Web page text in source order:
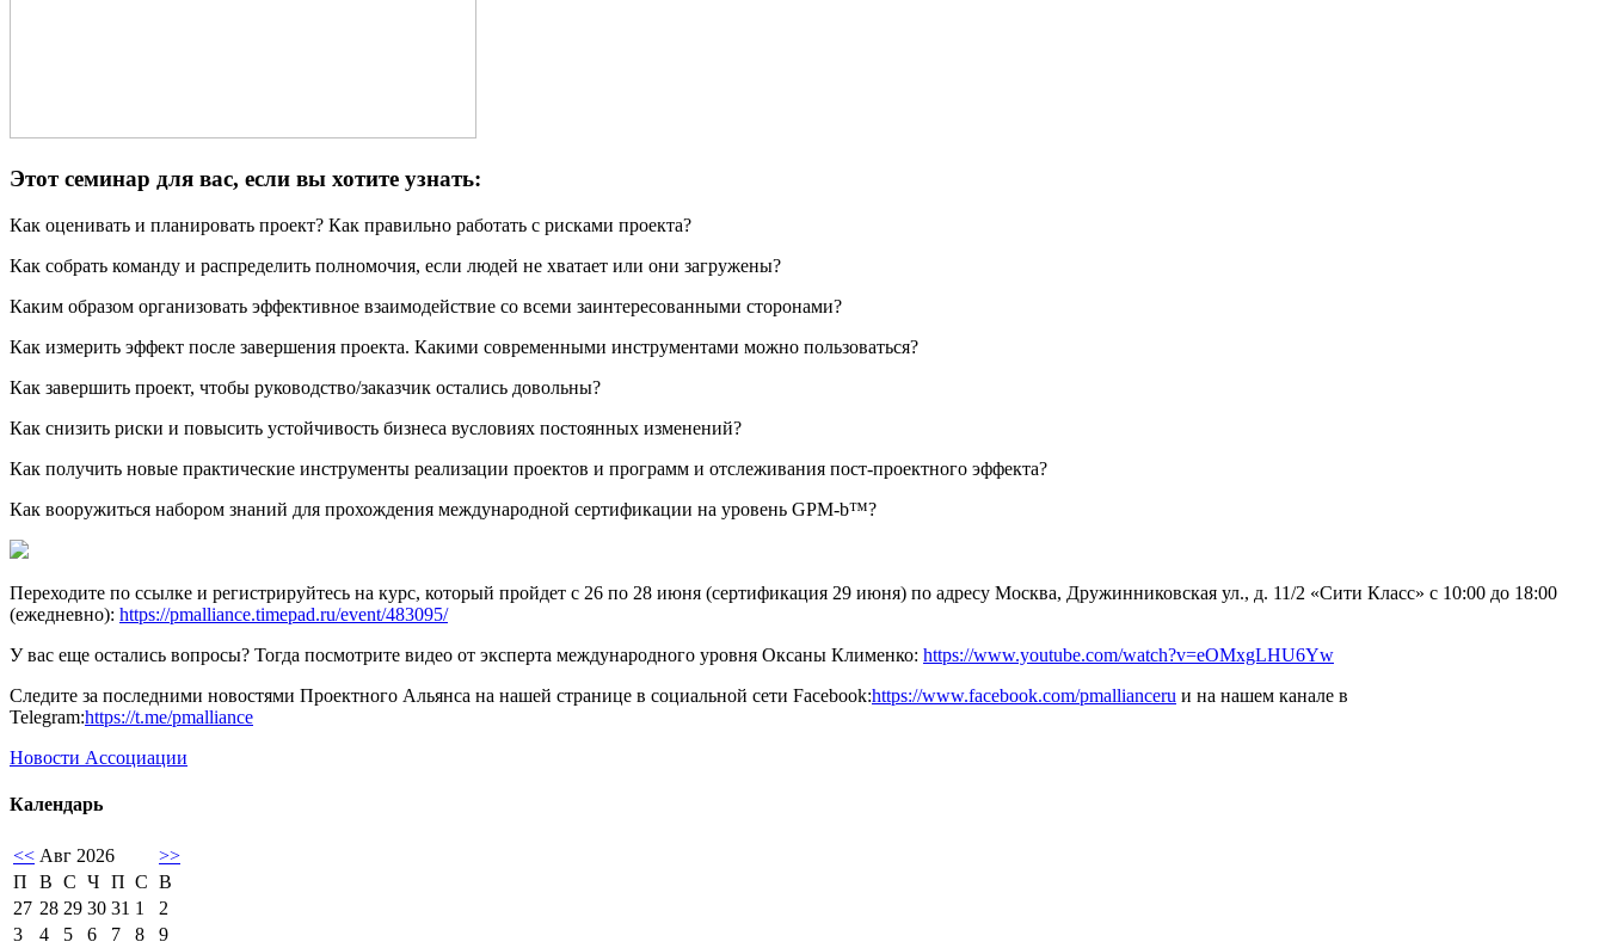
Этот семинар для вас, если вы хотите узнать:
Как оценивать и планировать проект? Как правильно работать с рисками проекта?
Как собрать команду и распределить полномочия, если людей не хватает или они загружены?
Каким образом организовать эффективное взаимодействие со всеми заинтересованными сторонами?
Как измерить эффект после завершения проекта. Какими современными инструментами можно пользоваться?
Как завершить проект, чтобы руководство/заказчик остались довольны?
Как снизить риски и повысить устойчивость бизнеса вусловиях постоянных изменений?
Как получить новые практические инструменты реализации проектов и программ и отслеживания пост-проектного эффекта?
Как вооружиться набором знаний для прохождения международной сертификации на уровень GPM-b™?
Переходите по ссылке и регистрируйтесь на курс, который пройдет с 26 по 28 июня (сертификация 29 июня) по адресу Москва, Дружинниковская ул., д. 11/2 «Сити Класс» с 10:00 до 18:00
(ежедневно): https://pmalliance.timepad.ru/event/483095/
У вас еще остались вопросы? Тогда посмотрите видео от эксперта международного уровня Оксаны Клименко: https://www.youtube.com/watch?v=eOMxgLHU6Yw
Следите за последними новостями Проектного Альянса на нашей странице в социальной сети Facebook:https://www.facebook.com/pmallianceru и на нашем канале в
Telegram:https://t.me/pmalliance
Новости Ассоциации
Календарь
<< Авг 2026
>>
П
В С Ч П С В
27 28 29 30 31 1
2
3
4 5 6 7 8 9